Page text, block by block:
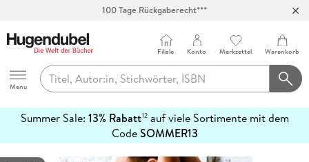
100 Tage Rückgaberecht***
Hugendubel
Menu
Filiale Konto Merkzettel Warenkorb
Summer Sale: 13% Rabatt12auf viele Sortimente mit dem
CodeSOMMER13
erfahren